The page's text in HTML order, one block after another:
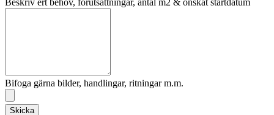
Bifoga gärna bilder, handlingar, ritningar m.m.
Skicka